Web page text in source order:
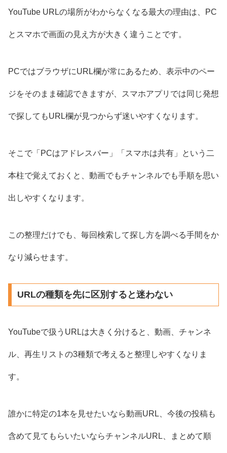
YouTube URLの場所がわからなくなる最大の理由は、PC
とスマホで画面の見え方が大きく違うことです。
PCではブラウザにURL欄が常にあるため、表示中のペー
ジをそのまま確認できますが、スマホアプリでは同じ発想
で探してもURL欄が見つからず迷いやすくなります。
そこで「PCはアドレスバー」「スマホは共有」という二
本柱で覚えておくと、動画でもチャンネルでも手順を思い
出しやすくなります。
この整理だけでも、毎回検索して探し方を調べる手間をか
なり減らせます。
URLの種類を先に区別すると迷わない
YouTubeで扱うURLは大きく分けると、動画、チャンネ
ル、再生リストの3種類で考えると整理しやすくなりま
す。
誰かに特定の1本を見せたいなら動画URL、今後の投稿も
含めて見てもらいたいならチャンネルURL、まとめて順